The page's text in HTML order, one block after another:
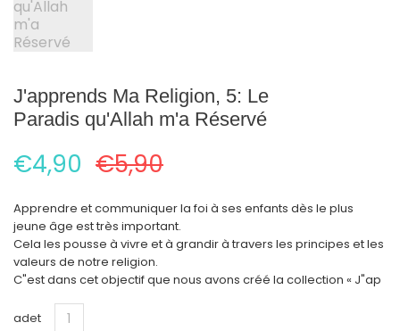
J'apprends Ma Religion, 5: Le
Paradis qu'Allah m'a Réservé
€4,90 €5,90
Apprendre et communiquer la foi à ses enfants dès le plus
jeune âge est très important.
Cela les pousse à vivre et à grandir à travers les principes et les
valeurs de notre religion.
C"est dans cet objectif que nous avons créé la collection « J"ap
adet